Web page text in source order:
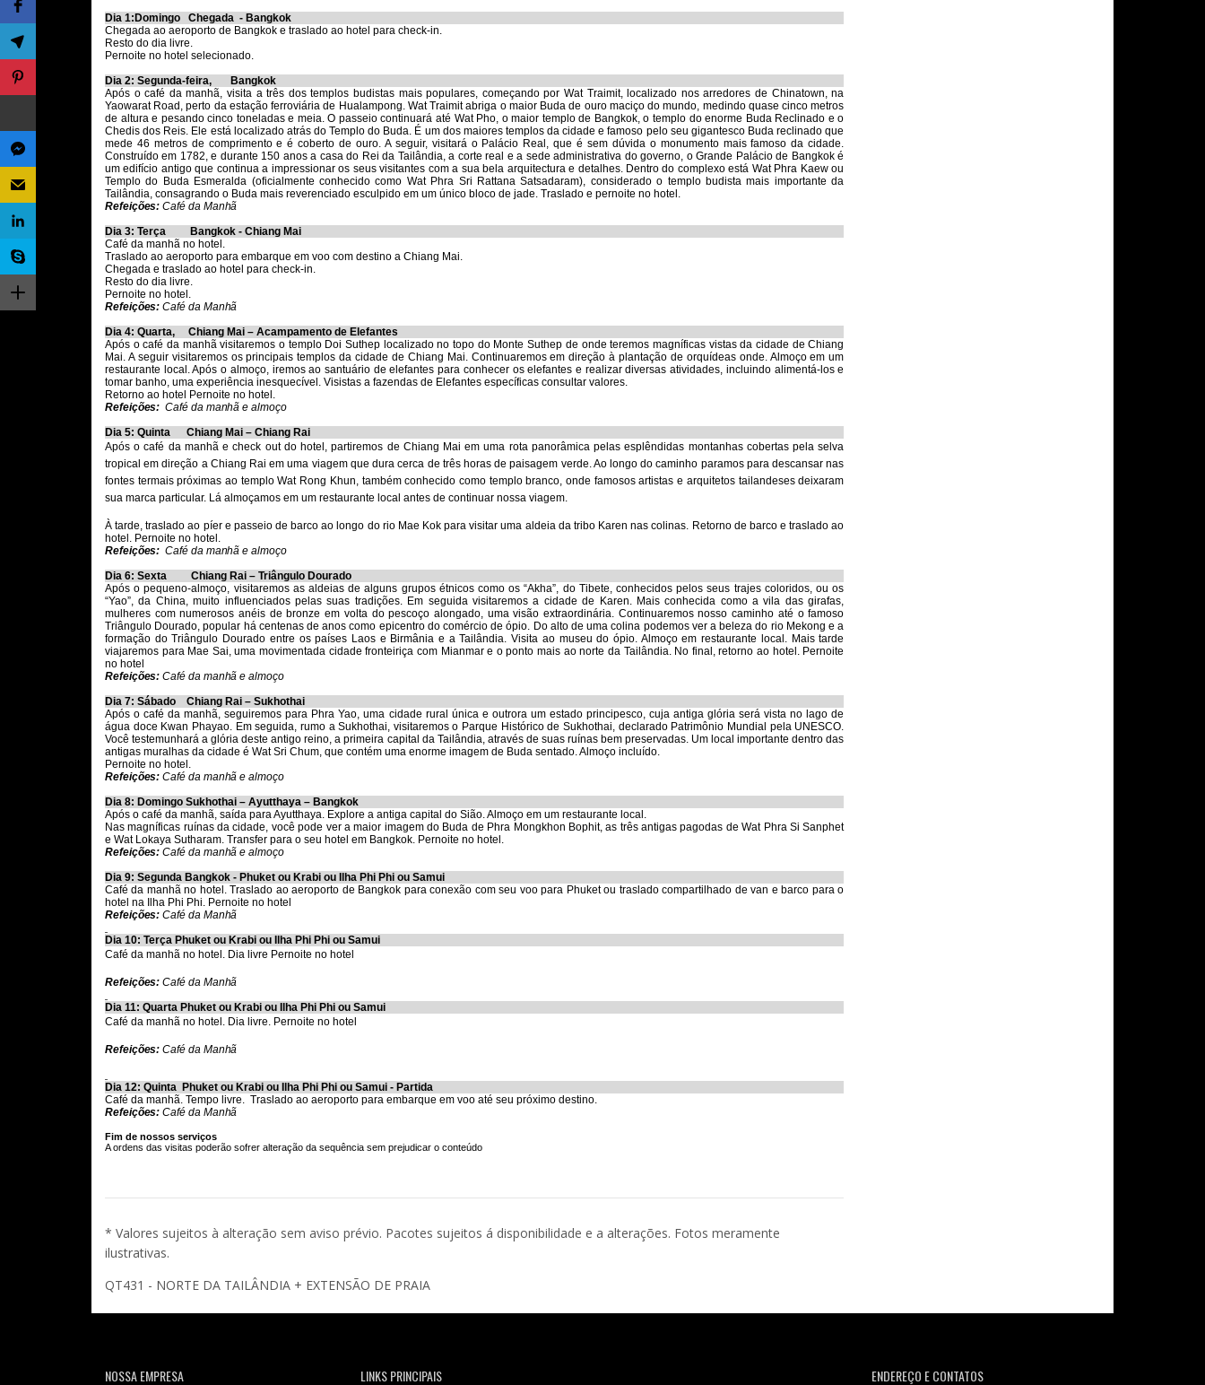
Dia 1:Domingo Chegada - Bangkok
Chegada ao aeroporto de Bangkok e traslado ao hotel para check-in.
Resto do dia livre.
Pernoite no hotel selecionado.
Dia 2: Segunda-feira, Bangkok
Após o café da manhã, visita a três dos templos budistas mais populares, começando por Wat Traimit, localizado nos arredores de Chinatown, na
Yaowarat Road, perto da estação ferroviária de Hualampong. Wat Traimit abriga o maior Buda de ouro maciço do mundo, medindo quase cinco metros
de altura e pesando cinco toneladas e meia. O passeio continuará até Wat Pho, o maior templo de Bangkok, o templo do enorme Buda Reclinado e o
Chedis dos Reis. Ele está localizado atrás do Templo do Buda. É um dos maiores templos da cidade e famoso pelo seu gigantesco Buda reclinado que
mede 46 metros de comprimento e é coberto de ouro. A seguir, visitará o Palácio Real, que é sem dúvida o monumento mais famoso da cidade.
Construído em 1782, e durante 150 anos a casa do Rei da Tailândia, a corte real e a sede administrativa do governo, o Grande Palácio de Bangkok é
um edifício antigo que continua a impressionar os seus visitantes com a sua bela arquitectura e detalhes. Dentro do complexo está Wat Phra Kaew ou
Templo do Buda Esmeralda (oficialmente conhecido como Wat Phra Sri Rattana Satsadaram), considerado o templo budista mais importante da
Tailândia, consagrando o Buda mais reverenciado esculpido em um único bloco de jade. Traslado e pernoite no hotel.
Refeições:Café da Manhã
Dia 3: Terça Bangkok - Chiang Mai
Café da manhã no hotel.
Traslado ao aeroporto para embarque em voo com destino a Chiang Mai.
Chegada e traslado ao hotel para check-in.
Resto do dia livre.
Pernoite no hotel.
Refeições:Café da Manhã
Dia 4: Quarta, Chiang Mai – Acampamento de Elefantes
Após o café da manhã visitaremos o templo Doi Suthep localizado no topo do Monte Suthep de onde teremos magníficas vistas da cidade de Chiang
Mai. A seguir visitaremos os principais templos da cidade de Chiang Mai. Continuaremos em direção à plantação de orquídeas onde. Almoço em um
restaurante local. Após o almoço, iremos ao santuário de elefantes para conhecer os elefantes e realizar diversas atividades, incluindo alimentá-los e
tomar banho, uma experiência inesquecível. Visistas a fazendas de Elefantes específicas consultar valores.
Retorno ao hotel Pernoite no hotel.
Refeições:Café da manhã e almoço
Dia 5: Quinta Chiang Mai – Chiang Rai
Após o café da manhã e check out do hotel, partiremos de Chiang Mai em uma rota panorâmica pelas esplêndidas montanhas cobertas pela selva
tropical em direção a Chiang Rai em uma viagem que dura cerca de três horas de paisagem verde. Ao longo do caminho paramos para descansar nas
fontes termais próximas ao templo Wat Rong Khun, também conhecido como templo branco, onde famosos artistas e arquitetos tailandeses deixaram
sua marca particular. Lá almoçamos em um restaurante local antes de continuar nossa viagem.
À tarde, traslado ao píer e passeio de barco ao longo do rio Mae Kok para visitar uma aldeia da tribo Karen nas colinas. Retorno de barco e traslado ao
hotel. Pernoite no hotel.
Refeições:Café da manhã e almoço
Dia 6: Sexta Chiang Rai – Triângulo Dourado
Após o pequeno-almoço, visitaremos as aldeias de alguns grupos étnicos como os “Akha”, do Tibete, conhecidos pelos seus trajes coloridos, ou os
“Yao”, da China, muito influenciados pelas suas tradições. Em seguida visitaremos a cidade de Karen. Mais conhecida como a vila das girafas,
mulheres com numerosos anéis de bronze em volta do pescoço alongado, uma visão extraordinária. Continuaremos nosso caminho até o famoso
Triângulo Dourado, popular há centenas de anos como epicentro do comércio de ópio. Do alto de uma colina podemos ver a beleza do rio Mekong e a
formação do Triângulo Dourado entre os países Laos e Birmânia e a Tailândia. Visita ao museu do ópio. Almoço em restaurante local. Mais tarde
viajaremos para Mae Sai, uma movimentada cidade fronteiriça com Mianmar e o ponto mais ao norte da Tailândia. No final, retorno ao hotel. Pernoite
no hotel
Refeições:Café da manhã e almoço
Dia 7: Sábado Chiang Rai – Sukhothai
Após o café da manhã, seguiremos para Phra Yao, uma cidade rural única e outrora um estado principesco, cuja antiga glória será vista no lago de
água doce Kwan Phayao. Em seguida, rumo a Sukhothai, visitaremos o Parque Histórico de Sukhothai, declarado Patrimônio Mundial pela UNESCO.
Você testemunhará a glória deste antigo reino, a primeira capital da Tailândia, através de suas ruínas bem preservadas. Um local importante dentro das
antigas muralhas da cidade é Wat Sri Chum, que contém uma enorme imagem de Buda sentado. Almoço incluído.
Pernoite no hotel
Refeições:Café da manhã e almoço
Dia 8: Domingo Sukhothai – Ayutthaya – Bangkok
Após o café da manhã, saída para Ayutthaya. Explore a antiga capital do Sião. Almoço em um restaurante local.
Nas magníficas ruínas da cidade, você pode ver a maior imagem do Buda de Phra Mongkhon Bophit, as três antigas pagodas de Wat Phra Si Sanphet
e Wat Lokaya Sutharam. Transfer para o seu hotel em Bangkok. Pernoite no hotel.
Refeições:Café da manhã e almoço
Dia 9: Segunda Bangkok - Phuket ou Krabi ou Ilha Phi Phi ou Samui
Café da manhã no hotel.Traslado ao aeroporto de Bangkok para conexão com seu voo para Phuket ou traslado compartilhado de van e barco para o
hotel na Ilha Phi Phi. Pernoite no hotel
Refeições:Café da Manhã
Dia 10: Terça Phuket ou Krabi ou Ilha Phi Phi ou Samui
Café da manhã no hotel. Dia livre Pernoite no hotel
Refeições:Café da Manhã
Dia 11: Quarta Phuket ou Krabi ou Ilha Phi Phi ou Samui
Café da manhã no hotel. Dia livre. Pernoite no hotel
Refeições:Café da Manhã
Dia 12: Quinta Phuket ou Krabi ou Ilha Phi Phi ou Samui - Partida
Café da manhã. Tempo livre. Traslado ao aeroporto para embarque em voo até seu próximo destino.
Refeições:Café da Manhã
Fim de nossos serviços
A ordens das visitas poderão sofrer alteração da sequência sem prejudicar o conteúdo
* Valores sujeitos à alteração sem aviso prévio. Pacotes sujeitos á disponibilidade e a alterações. Fotos meramente
ilustrativas.
QT431 - NORTE DA TAILÂNDIA + EXTENSÃO DE PRAIA
NOSSA EMPRESA LINKS PRINCIPAIS ENDEREÇO E CONTATOS